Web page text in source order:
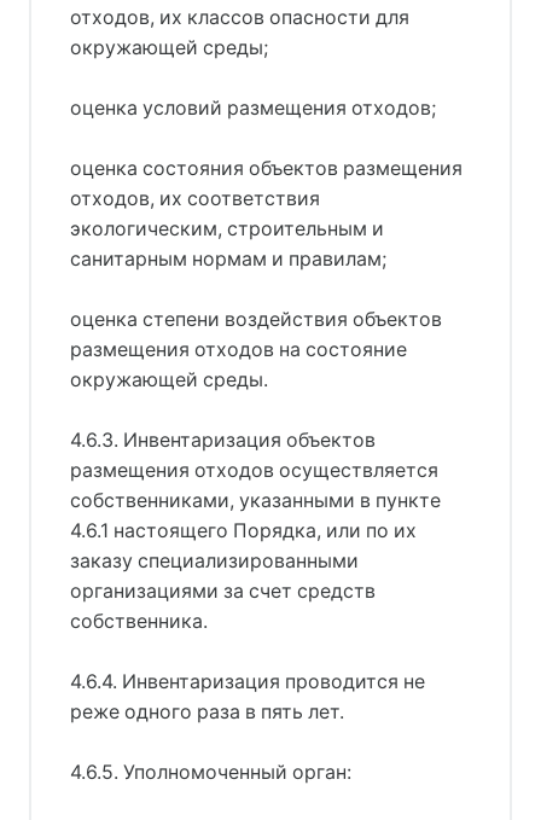
отходов, их классов опасности для
окружающей среды;
оценка условий размещения отходов;
оценка состояния объектов размещения
отходов, их соответствия
экологическим, строительным и
санитарным нормам и правилам;
оценка степени воздействия объектов
размещения отходов на состояние
окружающей среды.
4.6.3. Инвентаризация объектов
размещения отходов осуществляется
собственниками, указанными в пункте
4.6.1 настоящего Порядка, или по их
заказу специализированными
организациями за счет средств
собственника.
4.6.4. Инвентаризация проводится не
реже одного раза в пять лет.
4.6.5. Уполномоченный орган: